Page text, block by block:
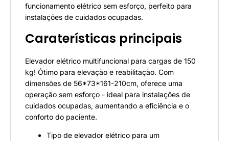
funcionamento elétrico sem esforço, perfeito para
instalações de cuidados ocupadas.
Caraterísticas principais
Elevador elétrico multifuncional para cargas de 150
kg! Ótimo para elevação e reabilitação. Com
dimensões de 56*73*161-210cm, oferece uma
operação sem esforço - ideal para instalações de
cuidados ocupadas, aumentando a eficiência e o
conforto do paciente.
Tipo de elevador elétrico para um